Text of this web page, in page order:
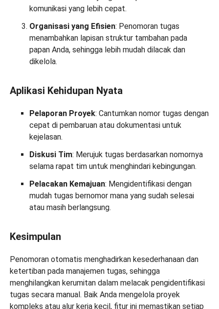
komunikasi yang lebih cepat.
Organisasi yang Efisien: Penomoran tugas
menambahkan lapisan struktur tambahan pada
papan Anda, sehingga lebih mudah dilacak dan
dikelola.
Aplikasi Kehidupan Nyata
Pelaporan Proyek: Cantumkan nomor tugas dengan
cepat di pembaruan atau dokumentasi untuk
kejelasan.
Diskusi Tim: Merujuk tugas berdasarkan nomornya
selama rapat tim untuk menghindari kebingungan.
Pelacakan Kemajuan: Mengidentifikasi dengan
mudah tugas bernomor mana yang sudah selesai
atau masih berlangsung.
Kesimpulan
Penomoran otomatis menghadirkan kesederhanaan dan
ketertiban pada manajemen tugas, sehingga
menghilangkan kerumitan dalam melacak pengidentifikasi
tugas secara manual. Baik Anda mengelola proyek
kompleks atau alur kerja kecil, fitur ini memastikan setiap